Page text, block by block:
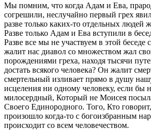
Мы помним, что когда Адам и Ева,
согрешили, неслучайно первый грех
разве только каких-то отдельных людей
Разве только Адам и Ева вступили в
Разве все мы не участвуем в этой беседе
жалит нас диавол со множеством жал
порождениями греха, находя тысячи
достать всякого человека? Он жалит
смертельный изливает прямо в душу
исцеления ни одному человеку, если бы
милосердный, Который не Моисея
Своего Единородного. Того, Кто
произошло когда-то с богоизбранным
происходит со всем человечеством.